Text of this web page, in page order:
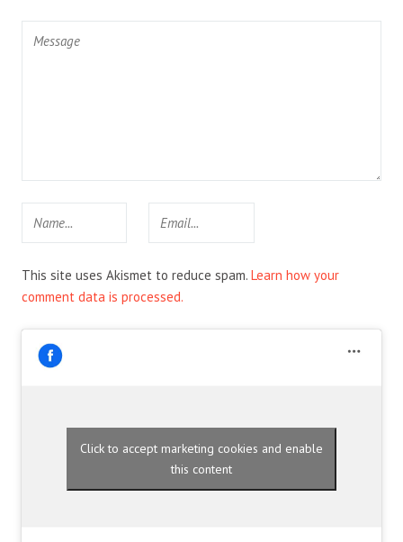
This site uses Akismet to reduce spam. Learn how your
comment data is processed.
Click to accept marketing cookies and enable
this content